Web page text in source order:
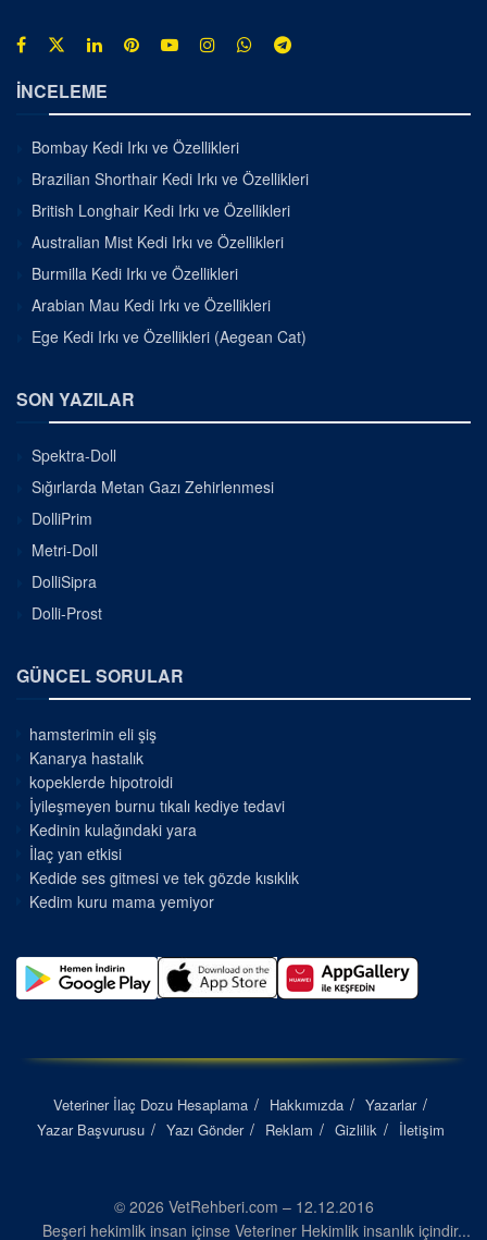
İNCELEME
Bombay Kedi Irkı ve Özellikleri
Brazilian Shorthair Kedi Irkı ve Özellikleri
British Longhair Kedi Irkı ve Özellikleri
Australian Mist Kedi Irkı ve Özellikleri
Burmilla Kedi Irkı ve Özellikleri
Arabian Mau Kedi Irkı ve Özellikleri
Ege Kedi Irkı ve Özellikleri (Aegean Cat)
SON YAZILAR
Spektra-Doll
Sığırlarda Metan Gazı Zehirlenmesi
DolliPrim
Metri-Doll
DolliSipra
Dolli-Prost
GÜNCEL SORULAR
hamsterimin eli şiş
Kanarya hastalık
kopeklerde hipotroidi
İyileşmeyen burnu tıkalı kediye tedavi
Kedinin kulağındaki yara
İlaç yan etkisi
Kedide ses gitmesi ve tek gözde kısıklık
Kedim kuru mama yemiyor
Veteriner İlaç Dozu Hesaplama Hakkımızda
Yazarlar
Yazar Başvurusu
Yazı Gönder Reklam Gizlilik İletişim
© 2026 VetRehberi.com – 12.12.2016
Beşeri hekimlik insan içinse Veteriner Hekimlik insanlık içindir...